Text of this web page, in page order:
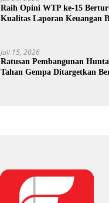
Raih Opini WTP ke-15
Kualitas Laporan Keuangan
Juli 15, 2026
Ratusan Pembangunan
Tahan Gempa Ditargetkan